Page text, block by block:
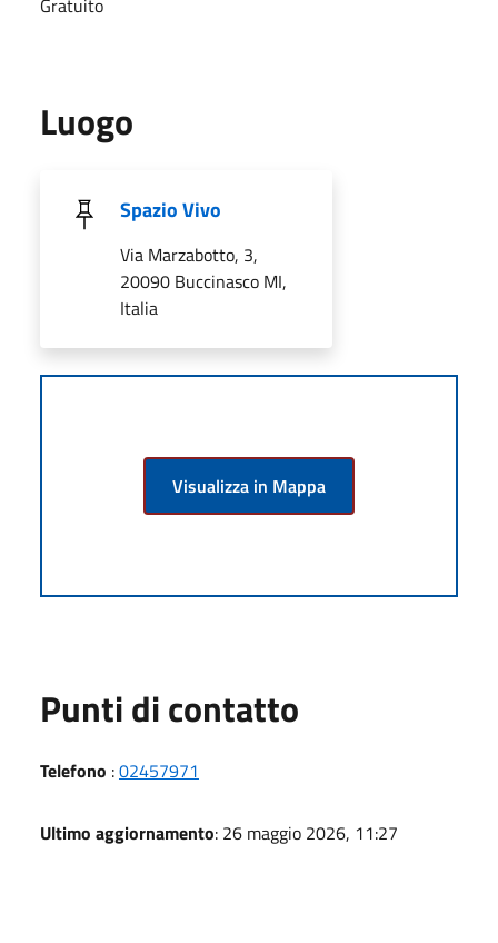
Luogo
Spazio Vivo
Via Marzabotto, 3,
20090 Buccinasco MI,
Italia
Visualizza in Mappa
Punti di contatto
Telefono :02457971
Ultimo aggiornamento: 26 maggio 2026, 11:27